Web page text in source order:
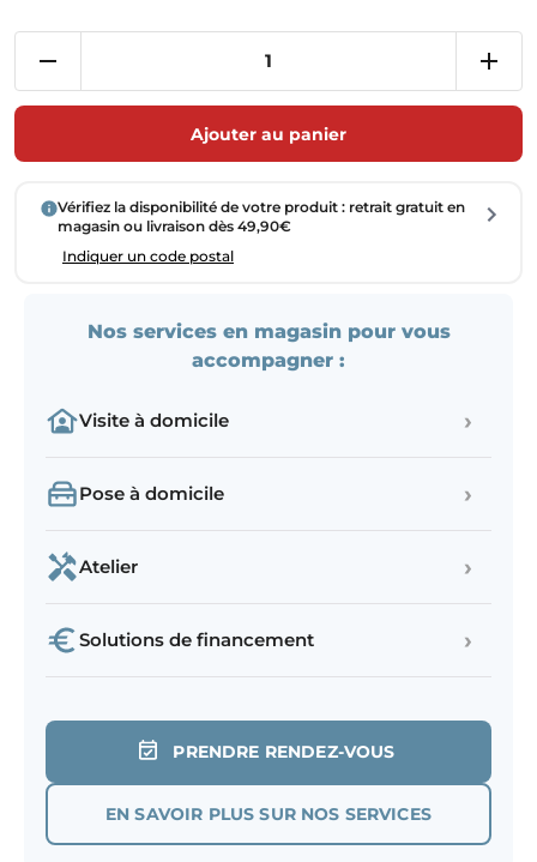
Ajouter au panier
Vérifiez la disponibilité de votre produit : retrait gratuit en
magasin ou livraison dès 49,90€
Indiquer un code postal
Nos services en magasin pour vous
accompagner :
Visite à domicile ›
Pose à domicile ›
Atelier ›
Solutions de financement ›
PRENDRE RENDEZ-VOUS
EN SAVOIR PLUS SUR NOS SERVICES